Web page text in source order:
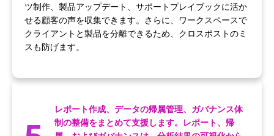
ツ制作、製品アップデート、サポートプレイブックに活か
せる顧客の声を収集できます。さらに、ワークスペースで
クライアントと製品を分離できるため、クロスポストのミ
スも防げます。
レポート作成、データの帰属管理、ガバナンス体
制の整備をまとめて支援します。レポート、帰